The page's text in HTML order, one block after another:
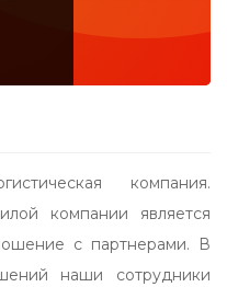
компания.
компании является
с партнерами. В
наши сотрудники